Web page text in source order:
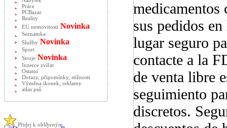
medicamentos
sus pedidos
lugar seguro
contacte a la
de venta libre
seguimiento
discretos.
Práce
PCBazar
Reality
EU nemovitosti Novinka
Seznamka
Služby Novinka
Sport
Stroje Novinka
Inzerce zvířat
Ostatní
Dotazy, připomínky, stížnosti
Výměna ikonek, reklamy
atlas psů
Přidej k oblíbeným